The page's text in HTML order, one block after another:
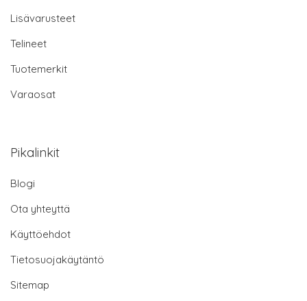
Lisävarusteet
Telineet
Tuotemerkit
Varaosat
Pikalinkit
Blogi
Ota yhteyttä
Käyttöehdot
Tietosuojakäytäntö
Sitemap